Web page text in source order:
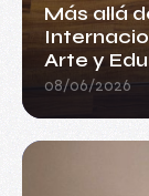
Más allá
Arte y
08/06/2026